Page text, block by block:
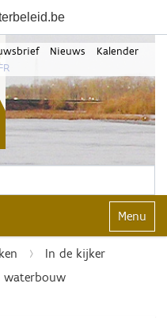
Nieuws
Kalender
Klap
In de kijker
waterbouw